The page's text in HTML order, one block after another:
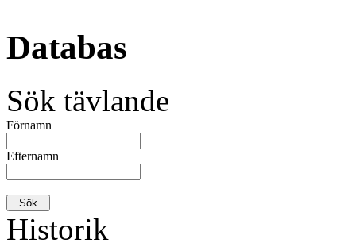
Databas
Sök tävlande
Förnamn
Efternamn
Historik